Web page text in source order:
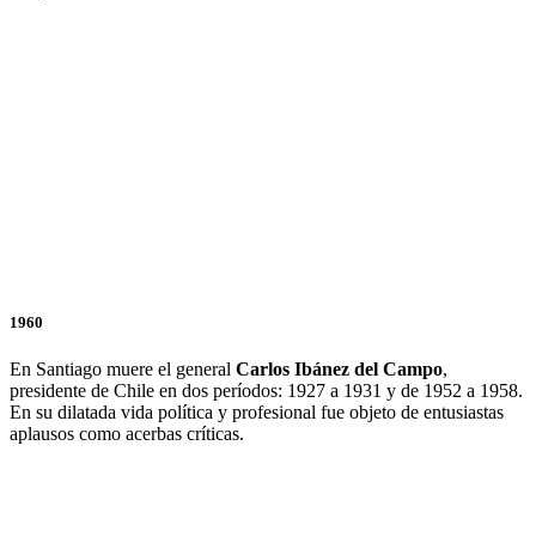
1960
En Santiago muere el general Carlos Ibánez del Campo,
presidente de Chile en dos períodos: 1927 a 1931 y de 1952 a 1958.
En su dilatada vida política y profesional fue objeto de entusiastas
aplausos como acerbas críticas.